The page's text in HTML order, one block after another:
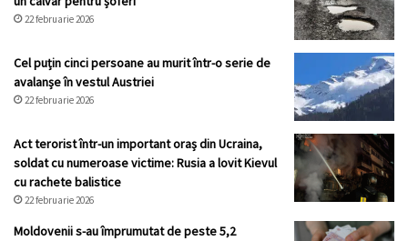
22 februarie 2026
Cel puțin cinci persoane au murit într-o serie de
avalanșe în vestul Austriei
22 februarie 2026
Act terorist într-un important oraș din Ucraina,
soldat cu numeroase victime: Rusia a lovit Kievul
cu rachete balistice
22 februarie 2026
Moldovenii s-au împrumutat de peste 5,2